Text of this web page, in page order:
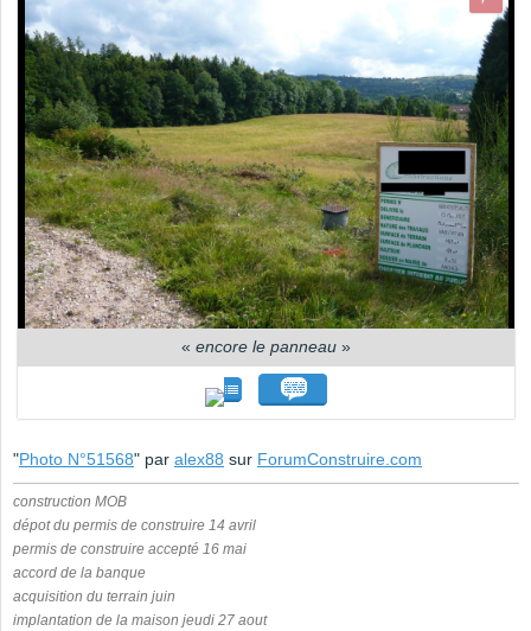
« encore le panneau »
"Photo N°51568" par alex88 sur ForumConstruire.com
construction MOB
dépot du permis de construire 14 avril
permis de construire accepté 16 mai
accord de la banque
acquisition du terrain juin
implantation de la maison jeudi 27 aout